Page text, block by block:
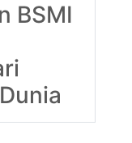
BSMI